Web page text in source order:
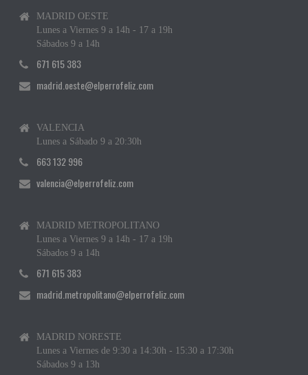
MADRID OESTE
Lunes a Viernes 9 a 14h - 17 a 19h
Sábados 9 a 14h
671 615 383
madrid.oeste@elperrofeliz.com
VALENCIA
Lunes a Sábado 9 a 20:30h
663 132 996
valencia@elperrofeliz.com
MADRID METROPOLITANO
Lunes a Viernes 9 a 14h - 17 a 19h
Sábados 9 a 14h
671 615 383
madrid.metropolitano@elperrofeliz.com
MADRID NORESTE
Lunes a Viernes de 9:30 a 14:30h - 15:30 a 17:30h
Sábados 9 a 13h